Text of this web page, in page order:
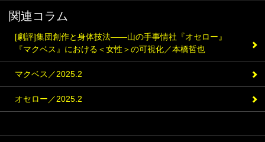
関連コラム
[劇評]集団創作と身体技法――山の手事情社『オセロー』
『マクベス』における＜女性＞の可視化／本橋哲也
マクベス／2025.2
オセロー／2025.2